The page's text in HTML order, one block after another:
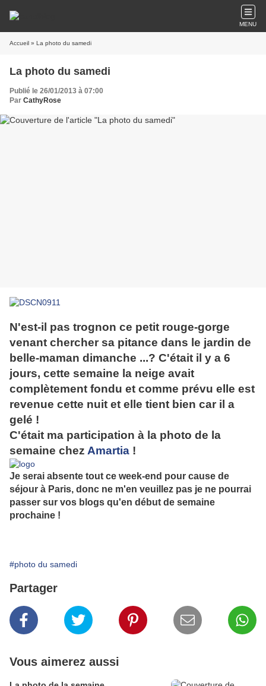
MENU
Accueil » La photo du samedi
La photo du samedi
Publié le 26/01/2013 à 07:00
Par CathyRose
N'est-il pas trognon ce petit rouge-gorge
venant chercher sa pitance dans le jardin de
belle-maman dimanche ...? C'était il y a 6
jours, cette semaine la neige avait
complètement fondu et comme prévu elle est
revenue cette nuit et elle tient bien car il a
gelé !
C'était ma participation à la photo de la
semaine chez Amartia !
Je serai absente tout ce week-end pour cause de
séjour à Paris, donc ne m'en veuillez pas je ne pourrai
passer sur vos blogs qu'en début de semaine
prochaine !
#photo du samedi
Partager
Vous aimerez aussi